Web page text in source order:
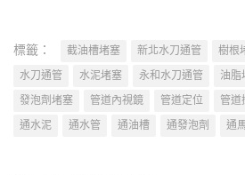
標籤： 截油槽堵塞 新北水刀通管 樹根
水刀通管
水泥堵塞 永和水刀通管 油脂
發泡劑堵塞
管道內視鏡 管道定位 管道
通水泥
通水管 通油槽 通發泡劑 通